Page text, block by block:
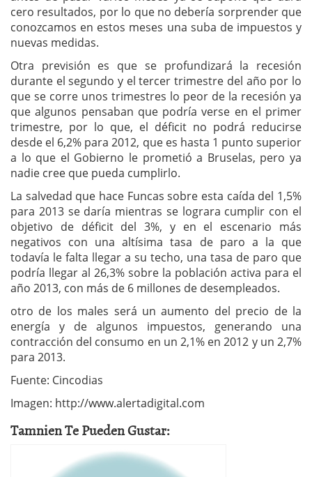
cero resultados, por lo que no debería sorprender que
conozcamos en estos meses una suba de impuestos y
nuevas medidas.
Otra previsión es que se profundizará la recesión
durante el segundo y el tercer trimestre del año por lo
que se corre unos trimestres lo peor de la recesión ya
que algunos pensaban que podría verse en el primer
trimestre, por lo que, el déficit no podrá reducirse
desde el 6,2% para 2012, que es hasta 1 punto superior
a lo que el Gobierno le prometió a Bruselas, pero ya
nadie cree que pueda cumplirlo.
La salvedad que hace Funcas sobre esta caída del 1,5%
para 2013 se daría mientras se lograra cumplir con el
objetivo de déficit del 3%, y en el escenario más
negativos con una altísima tasa de paro a la que
todavía le falta llegar a su techo, una tasa de paro que
podría llegar al 26,3% sobre la población activa para el
año 2013, con más de 6 millones de desempleados.
otro de los males será un aumento del precio de la
energía y de algunos impuestos, generando una
contracción del consumo en un 2,1% en 2012 y un 2,7%
para 2013.
Fuente: Cincodias
Imagen: http://www.alertadigital.com
Tamnien Te Pueden Gustar: